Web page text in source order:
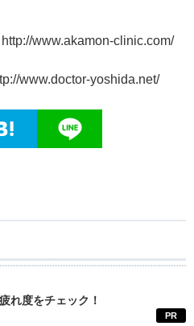
www.akamon-clinic.com/
www.doctor-yoshida.net/
れ度をチェック！
PR